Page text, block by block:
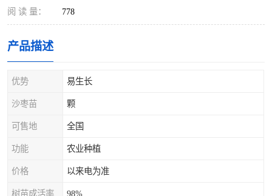
阅 读 量： 778
产品描述
优势 易生长
沙枣苗 颗
可售地 全国
功能 农业种植
价格 以来电为准
树苗成活率 98%